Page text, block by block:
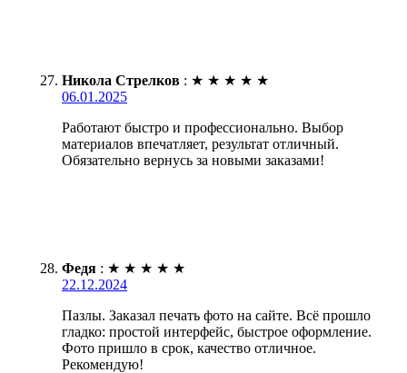
Никола Стрелков : ★ ★ ★ ★ ★
06.01.2025
Работают быстро и профессионально. Выбор
материалов впечатляет, результат отличный.
Обязательно вернусь за новыми заказами!
Федя : ★ ★ ★ ★ ★
22.12.2024
Пазлы. Заказал печать фото на сайте. Всё прошло
гладко: простой интерфейс, быстрое оформление.
Фото пришло в срок, качество отличное.
Рекомендую!